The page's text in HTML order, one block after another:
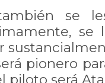
se
se
pionero
piloto será